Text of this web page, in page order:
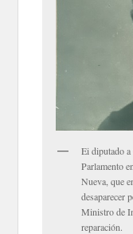
Ei diputado
Parlamento
Nueva, que
desaparecer
Ministro de
reparación.